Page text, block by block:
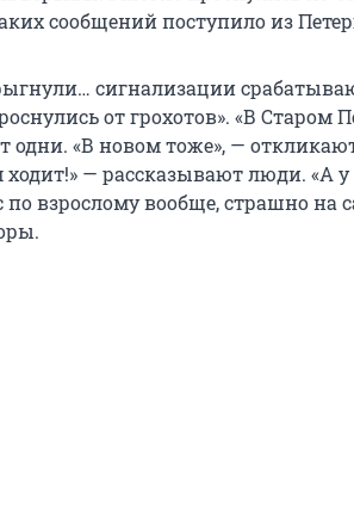
сообщений поступило из
сигнализации
от грохотов». «В Старом
одни. «В новом тоже», —
— рассказывают люди. «А у
по взрослому вообще, страшно на